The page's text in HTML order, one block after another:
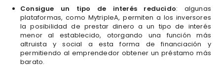
Consigue un tipo de interés reducido: algunas
plataformas, como MytripleA, permiten a los inversores
la posibilidad de prestar dinero a un tipo de interés
menor al establecido, otorgando una función más
altruista y social a esta forma de financiación y
permitiendo al emprendedor obtener un préstamo más
barato.